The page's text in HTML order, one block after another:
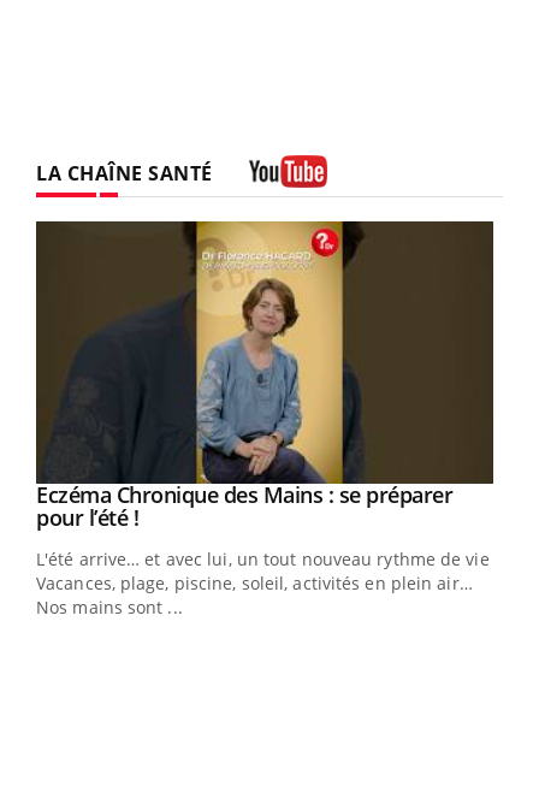
LA CHAÎNE SANTÉ
Youtube
Eczéma Chronique des Mains : se préparer
pour l’été !Youtube
L'été arrive… et avec lui, un tout nouveau rythme de vie !
Vacances, plage, piscine, soleil, activités en plein air…
Nos mains sont ...